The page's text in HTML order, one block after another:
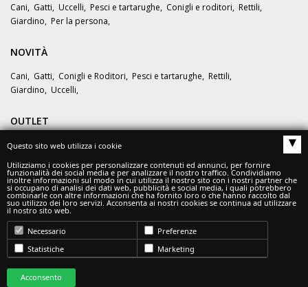
Cani, Gatti, Uccelli, Pesci e tartarughe, Conigli e roditori, Rettili,
Giardino, Per la persona,
NOVITÀ
Cani, Gatti, Conigli e Roditori, Pesci e tartarughe, Rettili,
Giardino, Uccelli,
OUTLET
OFFERTE
© Zoo360 - ADM SRL
Tel.375/5796753 - Email:info@zoo360.it
INDIRIZZO Sede Legale: Via Gramsci, 7 - 42124 Reggio Emilia (RE)
Indirizzo PEC admsrl19@pec.it - Numero REA RE – 320162 -
Questo sito web utilizza i cookie ▴
Utilizziamo i cookies per personalizzare contenuti ed annunci, per fornire
funzionalità dei social media e per analizzare il nostro traffico. Condividiamo
inoltre informazioni sul modo in cui utilizza il nostro sito con i nostri partner che
si occupano di analisi dei dati web, pubblicità e social media, i quali potrebbero
combinarle con altre informazioni che ha fornito loro o che hanno raccolto dal
suo utilizzo dei loro servizi. Acconsenta ai nostri cookies se continua ad utilizzare
il nostro sito web.
Necessario
Preferenze
Statistiche
Marketing
Acconsento